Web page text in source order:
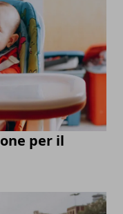
per il